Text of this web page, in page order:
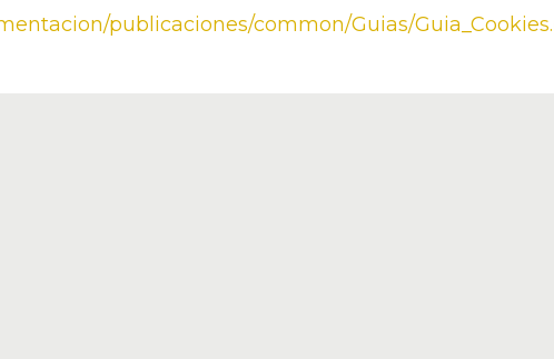
publicaciones/common/Guias/